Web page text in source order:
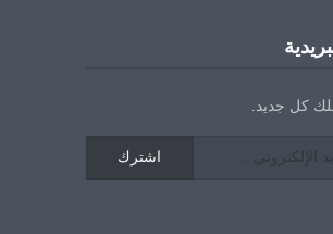
كل جديد.
اشترك